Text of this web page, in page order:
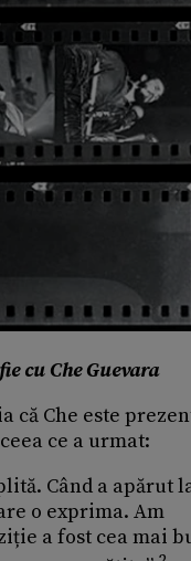
cu Che Guevara
că Che este
ce a urmat:
Când a apărut
o exprima. Am
a fost cea mai